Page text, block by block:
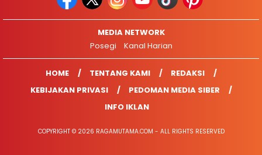
MEDIA NETWORK
Posegi
Kanal Harian
HOME TENTANG KAMI
REDAKSI
KEBIJAKAN PRIVASI
PEDOMAN MEDIA SIBER
INFO IKLAN
COPYRIGHT © 2026 RAGAMUTAMA.COM - ALL RIGHTS RESERVED